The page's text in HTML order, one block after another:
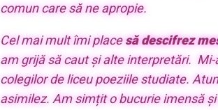
comun care să ne apropie.
Cel mai mult îmi placesă descifrez
am grijă să caut și alte interpretări.
colegilor de liceu poeziile studiate.
asimilez. Am simțit o bucurie imensă